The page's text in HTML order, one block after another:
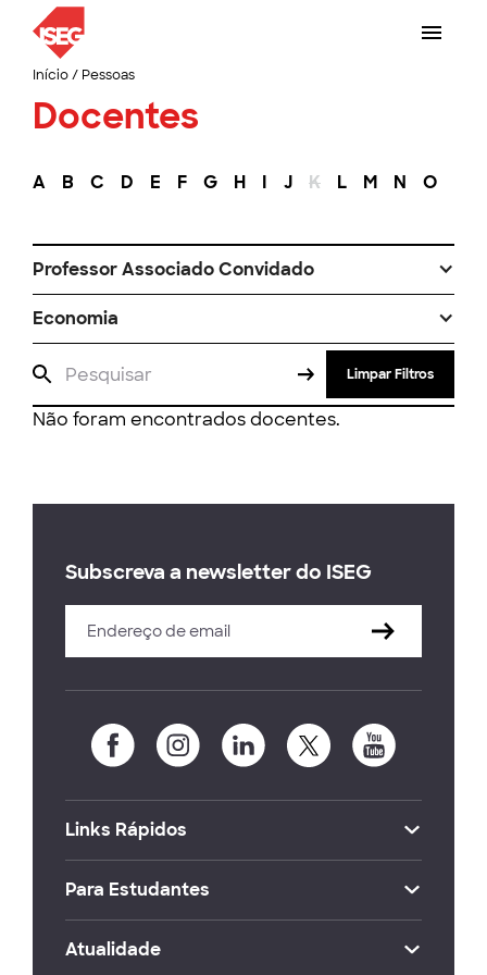
Início/ Pessoas
Docentes
A B C D E F G H I J K L M N O
Professor Associado Convidado
Economia
Limpar Filtros
Não foram encontrados docentes.
Subscreva a newsletter do ISEG
Links Rápidos
Para Estudantes
Atualidade